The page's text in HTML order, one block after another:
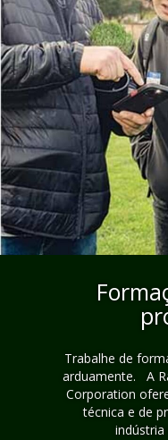
Trabalhe de
arduamente. A
Corporation
técnica e de